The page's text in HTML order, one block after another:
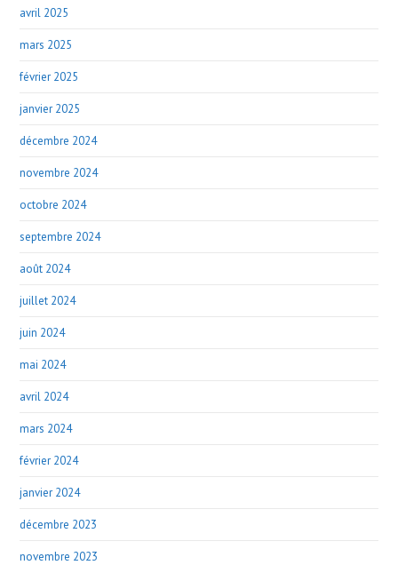
avril 2025
mars 2025
février 2025
janvier 2025
décembre 2024
novembre 2024
octobre 2024
septembre 2024
août 2024
juillet 2024
juin 2024
mai 2024
avril 2024
mars 2024
février 2024
janvier 2024
décembre 2023
novembre 2023